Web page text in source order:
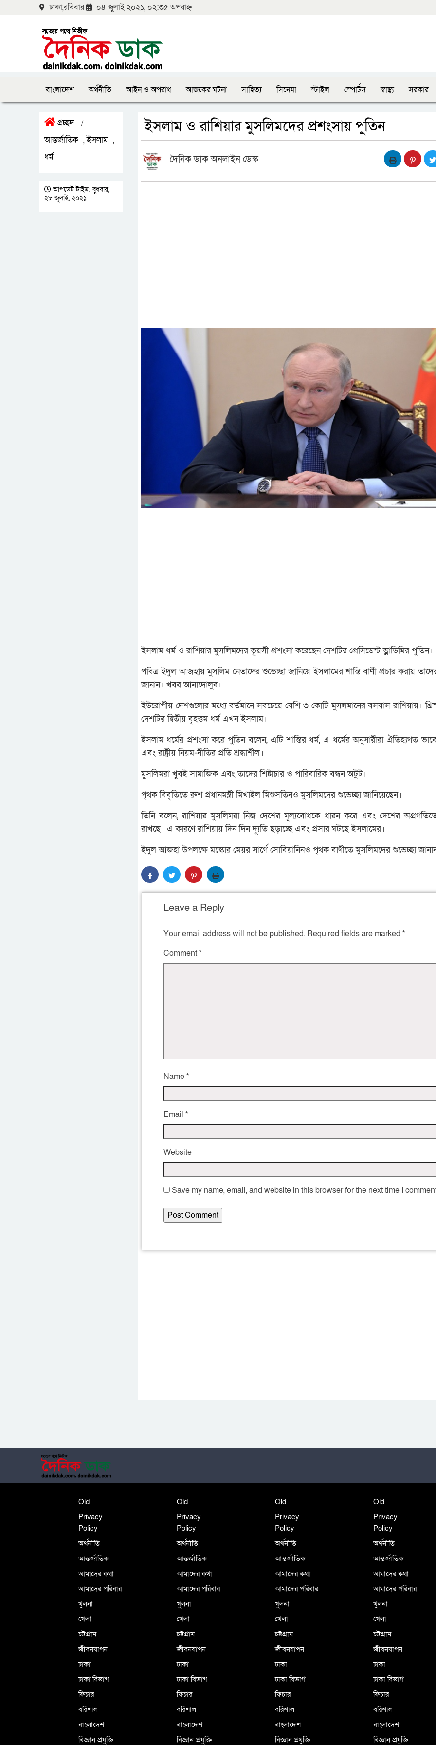
ঢাকা,রবিবার ০৪ জুলাই ২০২১, ০২:৩৫ অপরাহ্ন
বাংলাদেশ অর্থনীতি আইন ও অপরাধ আজকের ঘটনা সাহিত্য সিনেমা স্টাইল স্পোর্টস স্বাস্থ্য সরকার
প্রচ্ছদ /
আন্তর্জাতিক ,ইসলাম ,
ধর্ম
আপডেট টাইম: বুধবার,
২৮ জুলাই, ২০২১
ইসলাম ও রাশিয়ার মুসলিমদের প্রশংসায় পুতিন
দৈনিক ডাক অনলাইন ডেস্ক
ইসলাম ধর্ম ও রাশিয়ার মুসলিমদের ভূয়সী প্রশংসা করেছেন দেশটির প্রেসিডেন্ট ভ্লাডিমির পুতিন।
পবিত্র ইদুল আজহায় মুসলিম নেতাদের শুভেচ্ছা জানিয়ে ইসলামের শান্তি বাণী প্রচার করায়
জানান। খবর আনাদোলুর।
ইউরোপীয় দেশগুলোর মধ্যে বর্তমানে সবচেয়ে বেশি ৩ কোটি মুসলমানের বসবাস রাশিয়ায়।
দেশটির দ্বিতীয় বৃহত্তম ধর্ম এখন ইসলাম।
ইসলাম ধর্মের প্রশংসা করে পুতিন বলেন, এটি শান্তির ধর্ম, এ ধর্মের অনুসারীরা ঐতিহ্যগত
এবং রাষ্ট্রীয় নিয়ম-নীতির প্রতি শ্রদ্ধাশীল।
মুসলিমরা খুবই সামাজিক এবং তাদের শিষ্টাচার ও পারিবারিক বন্ধন অটুট।
পৃথক বিবৃতিতে রুশ প্রধানমন্ত্রী মিখাইল মিশুসতিনও মুসলিমদের শুভেচ্ছা জানিয়েছেন।
তিনি বলেন, রাশিয়ার মুসলিমরা নিজ দেশের মূল্যবোধকে ধারন করে এবং দেশের
রাখছে। এ কারণে রাশিয়ায় দিন দিন দ্যূতি ছড়াচ্ছে এবং প্রসার ঘটছে ইসলামের।
ইদুল আজহা উপলক্ষে মস্কোর মেয়র সার্গে সোবিয়ানিনও পৃথক বাণীতে মুসলিমদের শুভেচ্ছা
Leave a Reply
Your email address will not be published. Required fields are marked *
Comment*
Name*
Email *
Website
Save my name, email, and website in this browser for the next time I
Old
Privacy
Policy
অর্থনীতি
আন্তর্জাতিক
আমাদের কথা
আমাদের পরিবার
খুলনা
খেলা
চট্টগ্রাম
জীবনযাপন
ঢাকা
ঢাকা বিভাগ
ফিচার
বরিশাল
বাংলাদেশ
বিজ্ঞান প্রযুক্তি
Old
Privacy
Policy
অর্থনীতি
আন্তর্জাতিক
আমাদের কথা
আমাদের পরিবার
খুলনা
খেলা
চট্টগ্রাম
জীবনযাপন
ঢাকা
ঢাকা বিভাগ
ফিচার
বরিশাল
বাংলাদেশ
বিজ্ঞান প্রযুক্তি
Old
Privacy
Policy
অর্থনীতি
আন্তর্জাতিক
আমাদের কথা
আমাদের পরিবার
খুলনা
খেলা
চট্টগ্রাম
জীবনযাপন
ঢাকা
ঢাকা বিভাগ
ফিচার
বরিশাল
বাংলাদেশ
বিজ্ঞান প্রযুক্তি
Old
Privacy
Policy
অর্থনীতি
আন্তর্জাতিক
আমাদের কথা
আমাদের পরিবার
খুলনা
খেলা
চট্টগ্রাম
জীবনযাপন
ঢাকা
ঢাকা বিভাগ
ফিচার
বরিশাল
বাংলাদেশ
বিজ্ঞান প্রযুক্তি